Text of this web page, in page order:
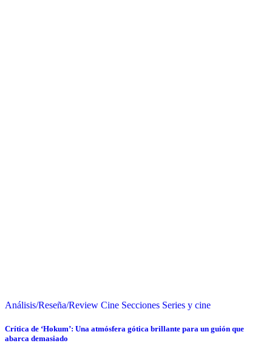
Análisis/Reseña/Review Cine Secciones Series y cine
Crítica de ‘Hokum’: Una atmósfera gótica brillante para un guión que
abarca demasiado